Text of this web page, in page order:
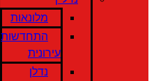
מלונאות
התחדשות
עירונית
נדלן